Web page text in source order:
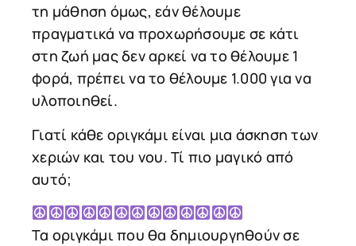
τη μάθηση όμως, εάν θέλουμε
πραγματικά να προχωρήσουμε σε κάτι
στη ζωή μας δεν αρκεί να το θέλουμε 1
φορά, πρέπει να το θέλουμε 1.000 για να
υλοποιηθεί.
Γιατί κάθε οριγκάμι είναι μια άσκηση των
χεριών και του νου. Τί πιο μαγικό από
αυτό;
Τα οριγκάμι που θα δημιουργηθούν σε